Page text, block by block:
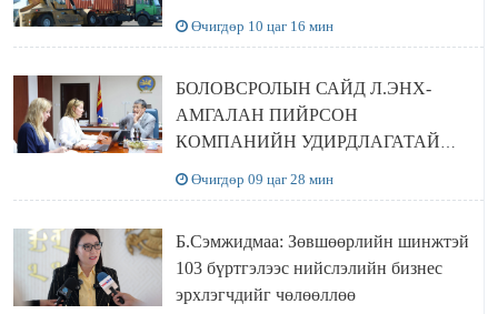
Өчигдөр 10 цаг 16 мин
БОЛОВСРОЛЫН САЙД Л.ЭНХ-
АМГАЛАН ПИЙРСОН
КОМПАНИЙН УДИРДЛАГАТАЙ
Өчигдөр 09 цаг 28 мин
Б.Сэмжидмаа: Зөвшөөрлийн шинжтэй
103 бүртгэлээс нийслэлийн бизнес
эрхлэгчдийг чөлөөллөө